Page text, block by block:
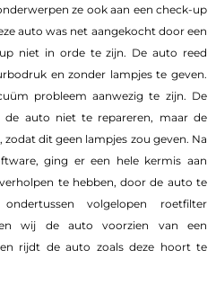
ze ook aan een check-up
auto was net aangekocht door een
niet in orde te zijn. De auto reed
en zonder lampjes te geven.
probleem aanwezig te zijn. De
de auto niet te repareren, maar de
dit geen lampjes zou geven. Na
ging er een hele kermis aan
te hebben, door de auto te
volgelopen roetfilter
wij de auto voorzien van een
rijdt de auto zoals deze hoort te